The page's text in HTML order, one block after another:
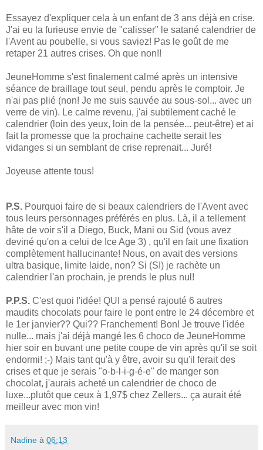
Essayez d'expliquer cela à un enfant de 3 ans déjà en crise.
J'ai eu la furieuse envie de "calisser" le satané calendrier de
l'Avent au poubelle, si vous saviez! Pas le goût de me
retaper 21 autres crises. Oh que non!!
JeuneHomme s'est finalement calmé après un intensive
séance de braillage tout seul, pendu après le comptoir. Je
n'ai pas plié (non! Je me suis sauvée au sous-sol... avec un
verre de vin). Le calme revenu, j'ai subtilement caché le
calendrier (loin des yeux, loin de la pensée... peut-être) et ai
fait la promesse que la prochaine cachette serait les
vidanges si un semblant de crise reprenait... Juré!
Joyeuse attente tous!
P.S. Pourquoi faire de si beaux calendriers de l'Avent avec
tous leurs personnages préférés en plus. Là, il a tellement
hâte de voir s'il a Diego, Buck, Mani ou Sid (vous avez
deviné qu'on a celui de Ice Age 3) , qu'il en fait une fixation
complètement hallucinante! Nous, on avait des versions
ultra basique, limite laide, non? Si (SI) je rachète un
calendrier l'an prochain, je prends le plus nul!
P.P.S. C'est quoi l'idée! QUI a pensé rajouté 6 autres
maudits chocolats pour faire le pont entre le 24 décembre et
le 1er janvier?? Qui?? Franchement! Bon! Je trouve l'idée
nulle... mais j'ai déjà mangé les 6 choco de JeuneHomme
hier soir en buvant une petite coupe de vin après qu'il se soit
endormi! ;-) Mais tant qu'à y être, avoir su qu'il ferait des
crises et que je serais "o-b-l-i-g-é-e" de manger son
chocolat, j'aurais acheté un calendrier de choco de
luxe...plutôt que ceux à 1,97$ chez Zellers... ça aurait été
meilleur avec mon vin!
Nadine à 06:13